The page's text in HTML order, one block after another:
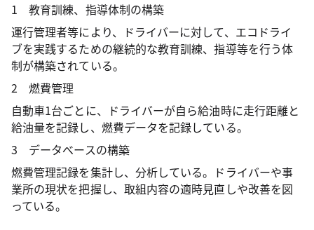
1 教育訓練、指導体制の構築
運行管理者等により、ドライバーに対して、エコドライ
ブを実践するための継続的な教育訓練、指導等を行う体
制が構築されている。
2 燃費管理
自動車1台ごとに、ドライバーが自ら給油時に走行距離と
給油量を記録し、燃費データを記録している。
3 データべースの構築
燃費管理記録を集計し、分析している。ドライバーや事
業所の現状を把握し、取組内容の適時見直しや改善を図
っている。